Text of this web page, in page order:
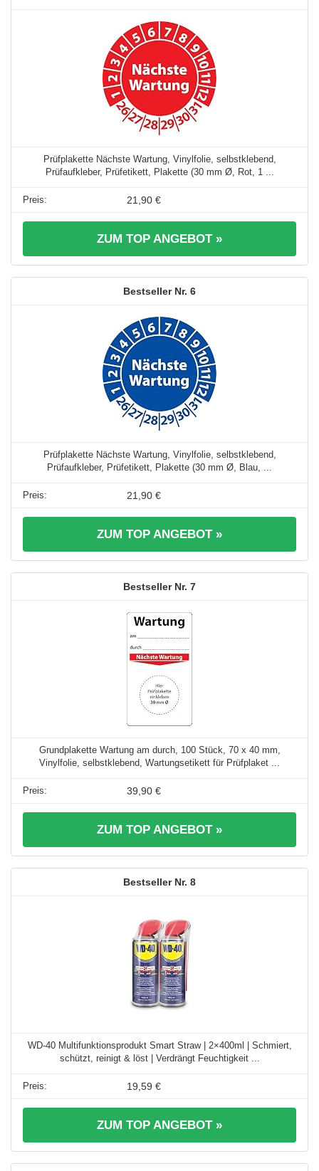
Prüfplakette Nächste Wartung, Vinylfolie, selbstklebend,
Prüfaufkleber, Prüfetikett, Plakette (30 mm Ø, Rot, 1 ...
21,90 €
ZUM TOP ANGEBOT »
6
Prüfplakette Nächste Wartung, Vinylfolie, selbstklebend,
Prüfaufkleber, Prüfetikett, Plakette (30 mm Ø, Blau, ...
21,90 €
ZUM TOP ANGEBOT »
7
Grundplakette Wartung am durch, 100 Stück, 70 x 40 mm,
Vinylfolie, selbstklebend, Wartungsetikett für Prüfplaket ...
39,90 €
ZUM TOP ANGEBOT »
8
WD-40 Multifunktionsprodukt Smart Straw | 2×400ml | Schmiert,
schützt, reinigt & löst | Verdrängt Feuchtigkeit ...
19,59 €
ZUM TOP ANGEBOT »